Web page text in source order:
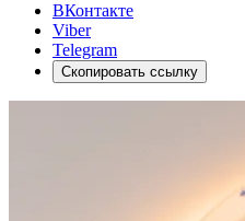
ВКонтакте
Viber
Telegram
Скопировать ссылку